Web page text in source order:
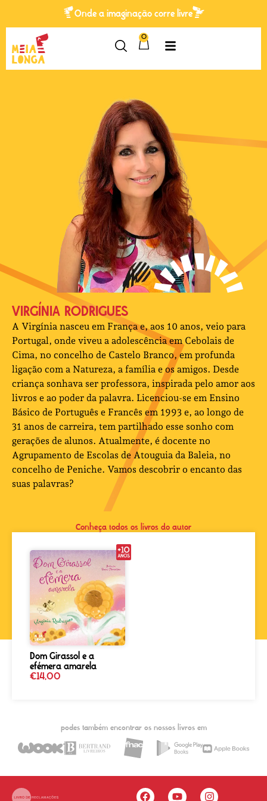
Onde a imaginação corre livre
0
VIRGÍNIA RODRIGUES
A Virgínia nasceu em França e, aos 10 anos, veio para
Portugal, onde viveu a adolescência em Cebolais de
Cima, no concelho de Castelo Branco, em profunda
ligação com a Natureza, a família e os amigos. Desde
criança sonhava ser professora, inspirada pelo amor aos
livros e ao poder da palavra. Licenciou-se em Ensino
Básico de Português e Francês em 1993 e, ao longo de
31 anos de carreira, tem partilhado esse sonho com
gerações de alunos. Atualmente, é docente no
Agrupamento de Escolas de Atouguia da Baleia, no
concelho de Peniche. Vamos descobrir o encanto das
suas palavras?
Conheça todos os livros do autor
Dom Girassol e a
efémera amarela
€14,00
podes também encontrar os nossos livros em